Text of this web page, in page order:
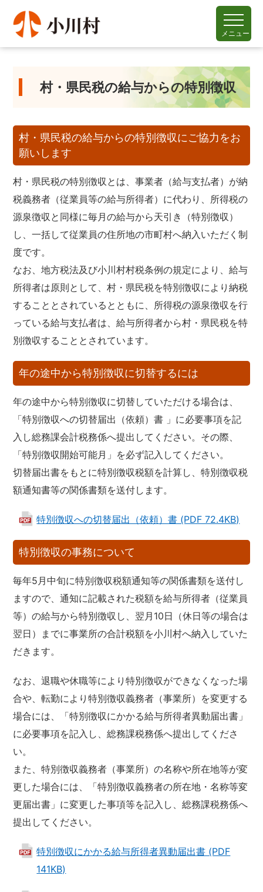
メニュー
村・県民税の給与からの特別徴収
村・県民税の給与からの特別徴収にご協力をお
願いします
村・県民税の特別徴収とは、事業者（給与支払者）が納
税義務者（従業員等の給与所得者）に代わり、所得税の
源泉徴収と同様に毎月の給与から天引き（特別徴収）
し、一括して従業員の住所地の市町村へ納入いただく制
度です。
なお、地方税法及び小川村村税条例の規定により、給与
所得者は原則として、村・県民税を特別徴収により納税
することとされているとともに、所得税の源泉徴収を行
っている給与支払者は、給与所得者から村・県民税を特
別徴収することとされています。
年の途中から特別徴収に切替するには
年の途中から特別徴収に切替していただける場合は、
「特別徴収への切替届出（依頼）書 」に必要事項を記
入し総務課会計税務係へ提出してください。その際、
「特別徴収開始可能月」を必ず記入してください。
切替届出書をもとに特別徴収税額を計算し、特別徴収税
額通知書等の関係書類を送付します。
特別徴収への切替届出（依頼）書 (PDF 72.4KB)
特別徴収の事務について
毎年5月中旬に特別徴収税額通知等の関係書類を送付し
ますので、通知に記載された税額を給与所得者（従業員
等）の給与から特別徴収し、翌月10日（休日等の場合は
翌日）までに事業所の合計税額を小川村へ納入していた
だきます。
なお、退職や休職等により特別徴収ができなくなった場
合や、転勤により特別徴収義務者（事業所）を変更する
場合には、「特別徴収にかかる給与所得者異動届出書」
に必要事項を記入し、総務課税務係へ提出してくださ
い。
また、特別徴収義務者（事業所）の名称や所在地等が変
更した場合には、「特別徴収義務者の所在地・名称等変
更届出書」に変更した事項等を記入し、総務課税務係へ
提出してください。
特別徴収にかかる給与所得者異動届出書 (PDF
141KB)